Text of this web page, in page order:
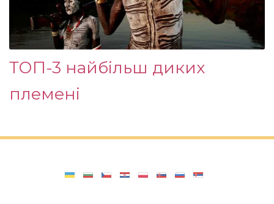
ТОП-3 найбільш диких
племені